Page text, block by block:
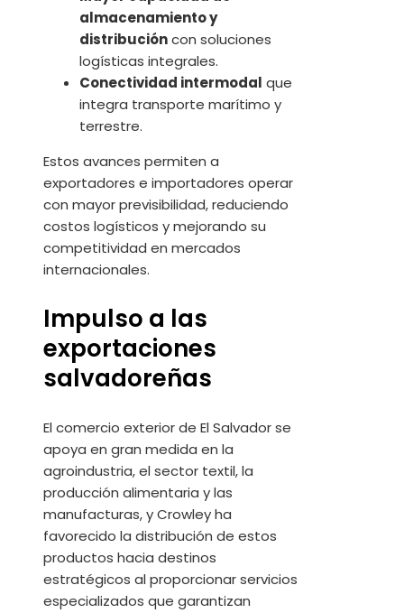
almacenamiento y
distribucióncon soluciones
logísticas integrales.
Conectividad intermodal que
integra transporte marítimo y
terrestre.
Estos avances permiten a
exportadores e importadores operar
con mayor previsibilidad, reduciendo
costos logísticos y mejorando su
competitividad en mercados
internacionales.
Impulso a las
exportaciones
salvadoreñas
El comercio exterior de El Salvador se
apoya en gran medida en la
agroindustria, el sector textil, la
producción alimentaria y las
manufacturas, y Crowley ha
favorecido la distribución de estos
productos hacia destinos
estratégicos al proporcionar servicios
especializados que garantizan